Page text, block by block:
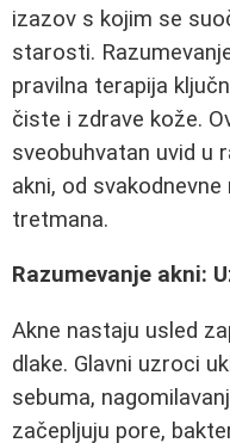
izazov s kojim se
starosti.
pravilna terapija
čiste i zdrave kože.
sveobuhvatan uvid u
akni, od
tretmana.
Razumevanje akni:
Akne nastaju usled
dlake. Glavni uzroci
sebuma,
začepljuju pore,